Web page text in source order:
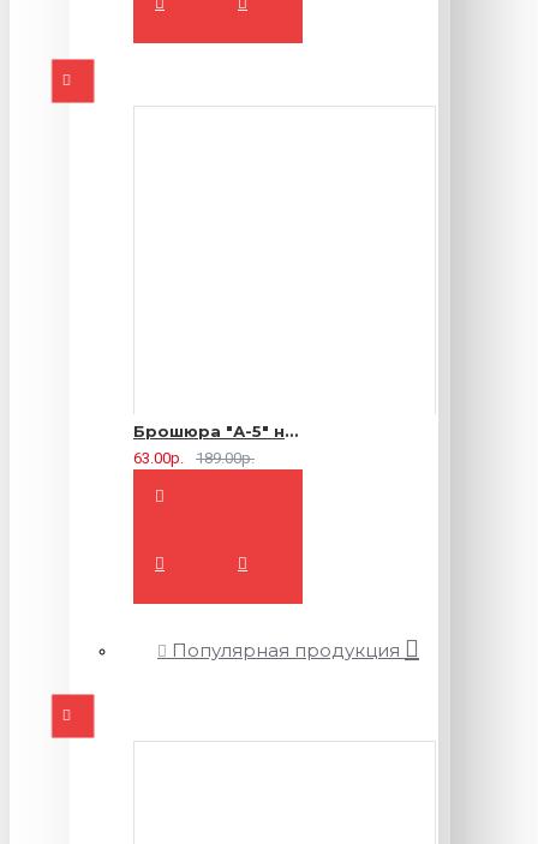
Брошюра "А-5" на 2 скрепки - 16 страниц
63.00р. 189.00р.
Популярная продукция